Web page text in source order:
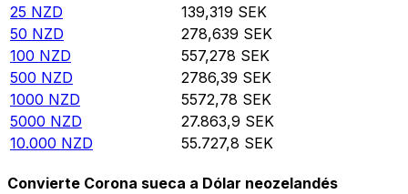
25 NZD 139,319 SEK
50 NZD 278,639 SEK
100 NZD 557,278 SEK
500 NZD 2786,39 SEK
1000 NZD 5572,78 SEK
5000 NZD 27.863,9 SEK
10.000 NZD 55.727,8 SEK
Convierte Corona sueca a Dólar neozelandés